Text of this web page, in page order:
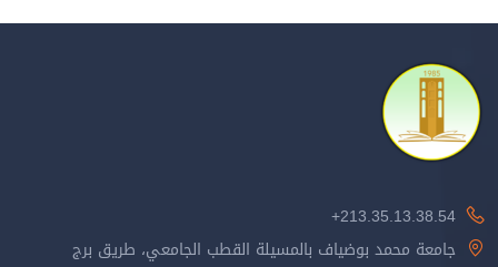
213.35.13.38.54+
جامعة محمد بوضياف بالمسيلة القطب الجامعي، طريق برج